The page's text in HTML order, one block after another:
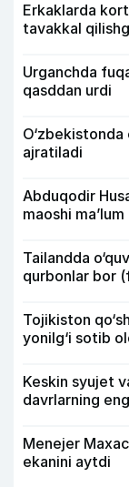
Erkaklarda
tavakkal
Urganchda
qasddan urdi
ajratiladi
Abduqodir
maoshi ma’lum
Tailandda
qurbonlar bor
Tojikiston
yonilg‘i sotib
Keskin syujet
davrlarning
Menejer
ekanini aytdi